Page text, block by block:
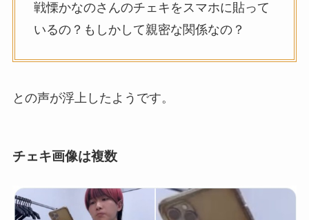
戦慄かなのさんのチェキをスマホに貼って
いるの？もしかして親密な関係なの？
との声が浮上したようです。
チェキ画像は複数